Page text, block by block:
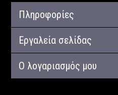
Πληροφορίες
Εργαλεία σελίδας
Ο λογαριασμός μου